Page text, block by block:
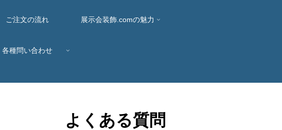
ご注文の流れ 展示会装飾.comの魅力
各種問い合わせ
よくある質問